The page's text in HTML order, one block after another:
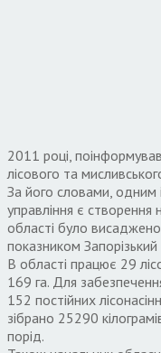
2011 році,
лісового та
За його словами, одним
управління є створення
області було
показником Запорізький
В області працює 29
169 га. Для
152 постійних
зібрано 25290
порід.